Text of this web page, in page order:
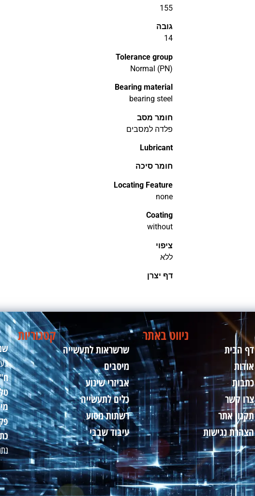
155
גובה
14
Tolerance group
Normal (PN)
Bearing material
bearing steel
חומר מסב
פלדה למסבים
Lubricant
חומר סיכה
Locating Feature
none
Coating
without
ציפוי
ללא
דף יצרן
ניווט באתר
דף הבית
אודות
כתבות
צרו קשר
תקנון אתר
הצהרת נגישות
קטגוריות
שרשראות לתעשייה
מיסבים
אביזרי שינוע
כלים לתעשייה
רשתות מסוע
עיבוד שבבי